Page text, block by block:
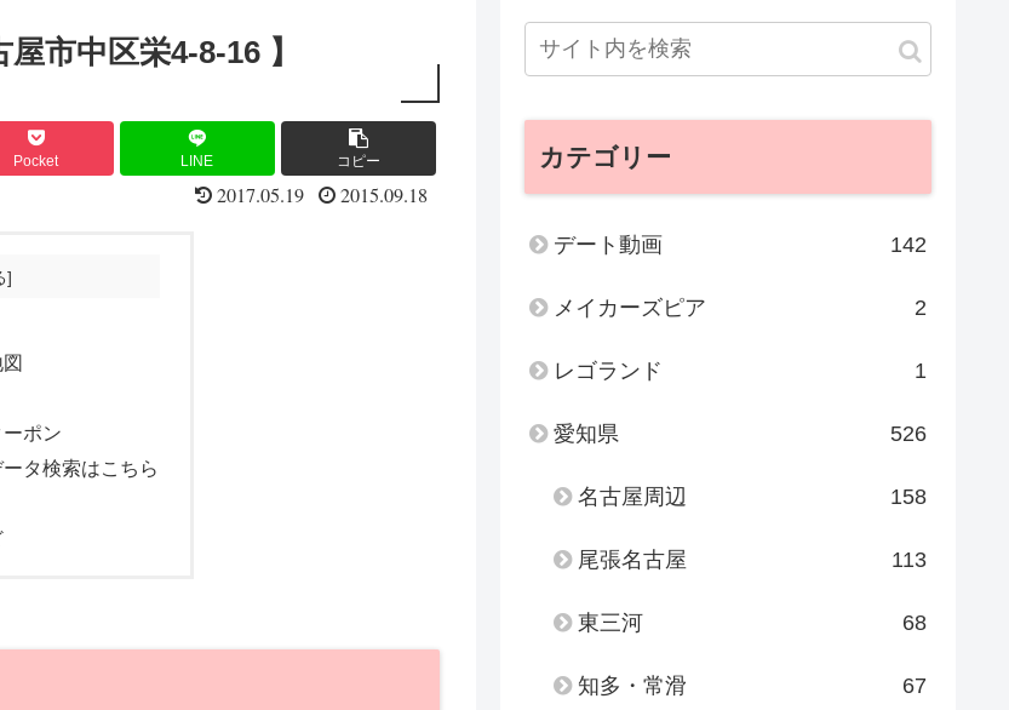
市中区栄4-8-16 】
Pocket LINE コピー
2017.05.19 2015.09.18
ポン
タ検索はこちら
カテゴリー
デート動画 142
メイカーズピア 2
レゴランド 1
愛知県 526
名古屋周辺 158
尾張名古屋 113
東三河 68
知多・常滑 67